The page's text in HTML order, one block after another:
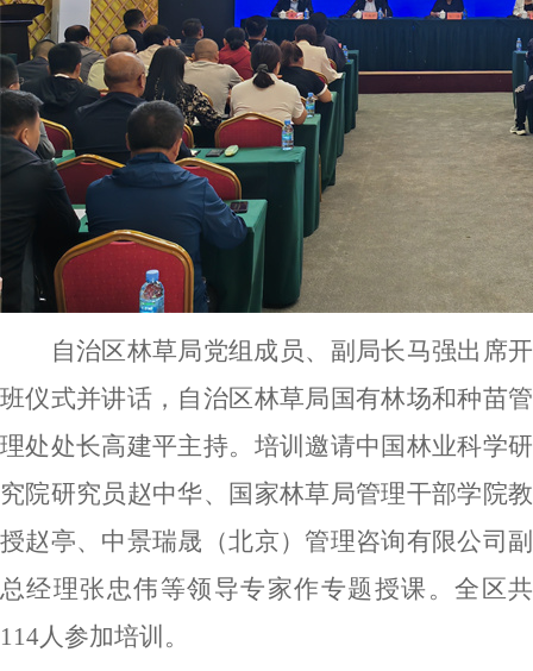
自治区林草局党组成员、副局长马强出席开
班仪式并讲话，自治区林草局国有林场和种苗管
理处处长高建平主持。培训邀请中国林业科学研
究院研究员赵中华、国家林草局管理干部学院教
授赵亭、中景瑞晟（北京）管理咨询有限公司副
总经理张忠伟等领导专家作专题授课。全区共
114人参加培训。